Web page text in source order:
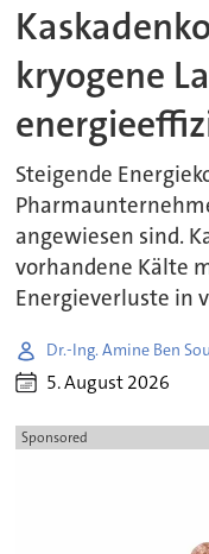
kryogene
Steigende
angewiesen sind.
vorhandene Kälte
Energieverluste in
Dr.-Ing. Amine Ben
5. August 2026
Sponsored